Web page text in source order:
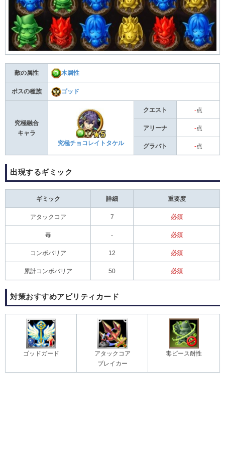
敵の属性 木属性
ボスの種族 ゴッド
究極融合
キャラ
究極チョコレイトタケル
クエスト -点
アリーナ -点
グラバト -点
出現するギミック
ギミック 詳細 重要度
アタックコア 7 必須
毒 - 必須
コンボバリア 12 必須
累計コンボバリア 50 必須
対策おすすめアビリティカード
ゴッドガード
アタックコア
ブレイカー
毒ピース耐性